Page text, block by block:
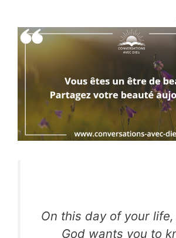
On this day of your
God wants you to